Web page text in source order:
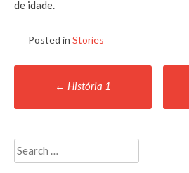
de idade.
Posted in Stories
Post
navigation
← História 1
Search
for: